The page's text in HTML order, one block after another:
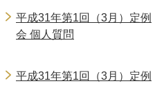
平成31年第1回（3月）定例
会 個人質問
平成31年第1回（3月）定例